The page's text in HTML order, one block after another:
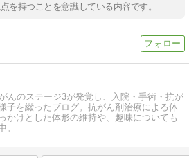
を持つことを意識している内容です。
んのステージ3が発覚し、入院・手術・抗が
子を綴ったブログ。抗がん剤治療による体
かけとした体形の維持や、趣味についても
。